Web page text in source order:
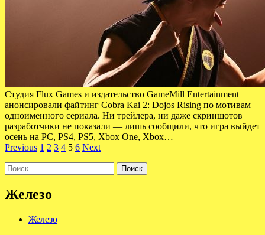
Студия Flux Games и издательство GameMill Entertainment
анонсировали файтинг Cobra Kai 2: Dojos Rising по мотивам
одноименного сериала. Ни трейлера, ни даже скриншотов
разработчики не показали — лишь сообщили, что игра выйдет
осень на PC, PS4, PS5, Xbox One, Xbox…
Пагинация
записей
Previous 1 2 3 4 5 6 Next
Найти:
Железо
Железо